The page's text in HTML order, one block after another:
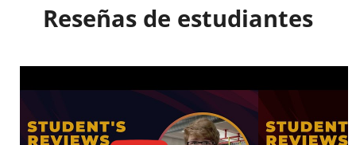
Reseñas de estudiantes